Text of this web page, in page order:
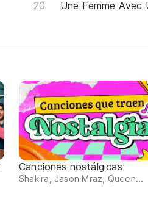
Une Femme Avec
Canciones nostálgicas
Shakira, Jason Mraz, Queen...